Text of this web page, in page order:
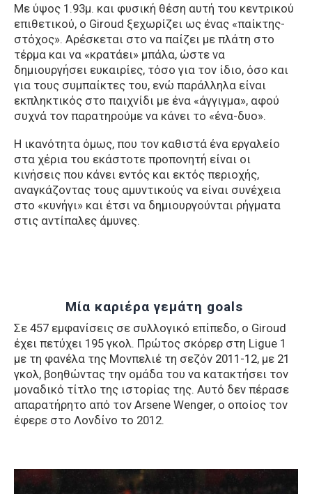
Με ύψος 1.93μ. και φυσική θέση αυτή του κεντρικού
επιθετικού, ο Giroud ξεχωρίζει ως ένας «παίκτης-
στόχος». Αρέσκεται στο να παίζει με πλάτη στο
τέρμα και να «κρατάει» μπάλα, ώστε να
δημιουργήσει ευκαιρίες, τόσο για τον ίδιο, όσο και
για τους συμπαίκτες του, ενώ παράλληλα είναι
εκπληκτικός στο παιχνίδι με ένα «άγγιγμα», αφού
συχνά τον παρατηρούμε να κάνει το «ένα-δυο».
Η ικανότητα όμως, που τον καθιστά ένα εργαλείο
στα χέρια του εκάστοτε προπονητή είναι οι
κινήσεις που κάνει εντός και εκτός περιοχής,
αναγκάζοντας τους αμυντικούς να είναι συνέχεια
στο «κυνήγι» και έτσι να δημιουργούνται ρήγματα
στις αντίπαλες άμυνες.
Μία καριέρα γεμάτη goals
Σε 457 εμφανίσεις σε συλλογικό επίπεδο, ο Giroud
έχει πετύχει 195 γκολ. Πρώτος σκόρερ στη Ligue 1
με τη φανέλα της Μονπελιέ τη σεζόν 2011-12, με 21
γκολ, βοηθώντας την ομάδα του να κατακτήσει τον
μοναδικό τίτλο της ιστορίας της. Αυτό δεν πέρασε
απαρατήρητο από τον Arsene Wenger, ο οποίος τον
έφερε στο Λονδίνο το 2012.